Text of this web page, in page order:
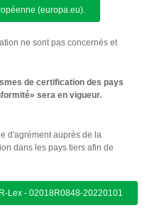
(europa.eu).
ne sont pas concernés et
de certification des pays
sera en vigueur.
d'agrément auprès de la
dans les pays tiers afin de
Lex - 02018R0848-20220101